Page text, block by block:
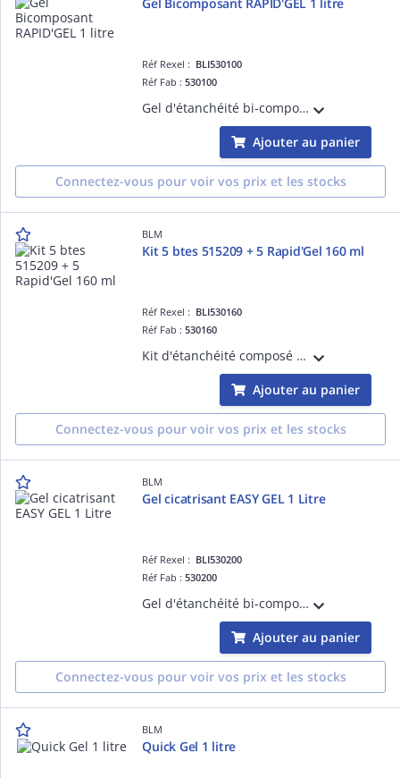
Réf Rexel : BLI530100
Réf Fab :530100
Gel d'étanchéité bi-composant mono-utilisation RAPID'GEL 1L à mélanger, protection IP68 des connexions contre l'humidité, la pluie, la poussière, les UV et la moisissure
Ajouter au panier
Connectez-vous pour voir vos prix et les stocks
BLM
Kit 5 btes 515209 + 5 Rapid'Gel 160 ml
Réf Rexel : BLI530160
Réf Fab :530160
Kit d'étanchéité composé de 5 boîtiers de dérivation OPTIBOX 515209 D.70x40mm IP55 et de 5 sachets Rapid'Gel de 160 ml pour l'isolation des connexions
Ajouter au panier
Connectez-vous pour voir vos prix et les stocks
BLM
Gel cicatrisant EASY GEL 1 Litre
Réf Rexel : BLI530200
Réf Fab :530200
Gel d'étanchéité bi-composant recomposable EASY'GEL 1L à mélanger, protection IP68 des connexions contre l'humidité, la pluie, la poussière, les UV et la moisissure
Ajouter au panier
Connectez-vous pour voir vos prix et les stocks
BLM
Quick Gel 1 litre